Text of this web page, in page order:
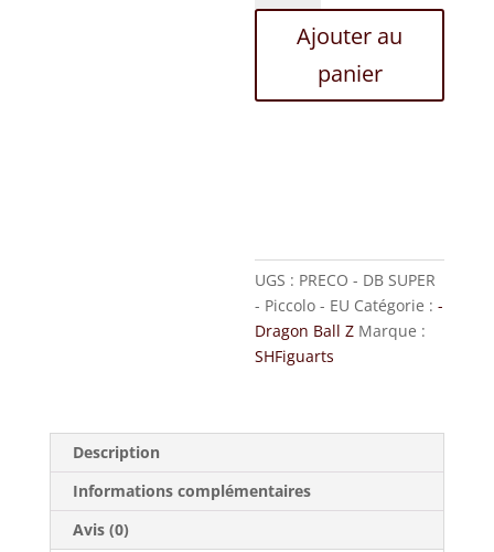
DB
SUPERAjouter au
panier
UGS : PRECO - DB SUPER
- Piccolo - EU Catégorie :-
Dragon Ball Z Marque :
SHFiguarts
Description
Informations complémentaires
Avis (0)